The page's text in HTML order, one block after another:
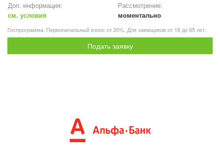
Доп. информация:
см. условия
Рассмотрение:
моментально
Госпрограмма. Первоначальный взнос от 20%. Для заемщиков от 18 до 65 лет.
Подать заявку